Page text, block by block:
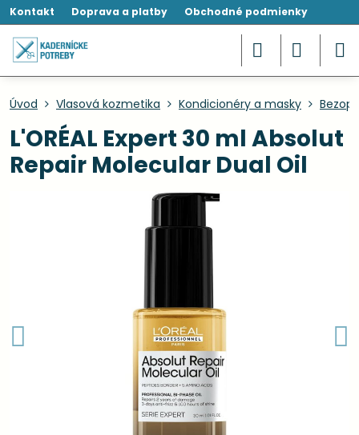
Kontakt Doprava a platby Obchodné podmienky
Úvod Vlasová kozmetika Kondicionéry a masky
L'ORÉAL Expert 30 ml Absolut
Repair Molecular Dual Oil